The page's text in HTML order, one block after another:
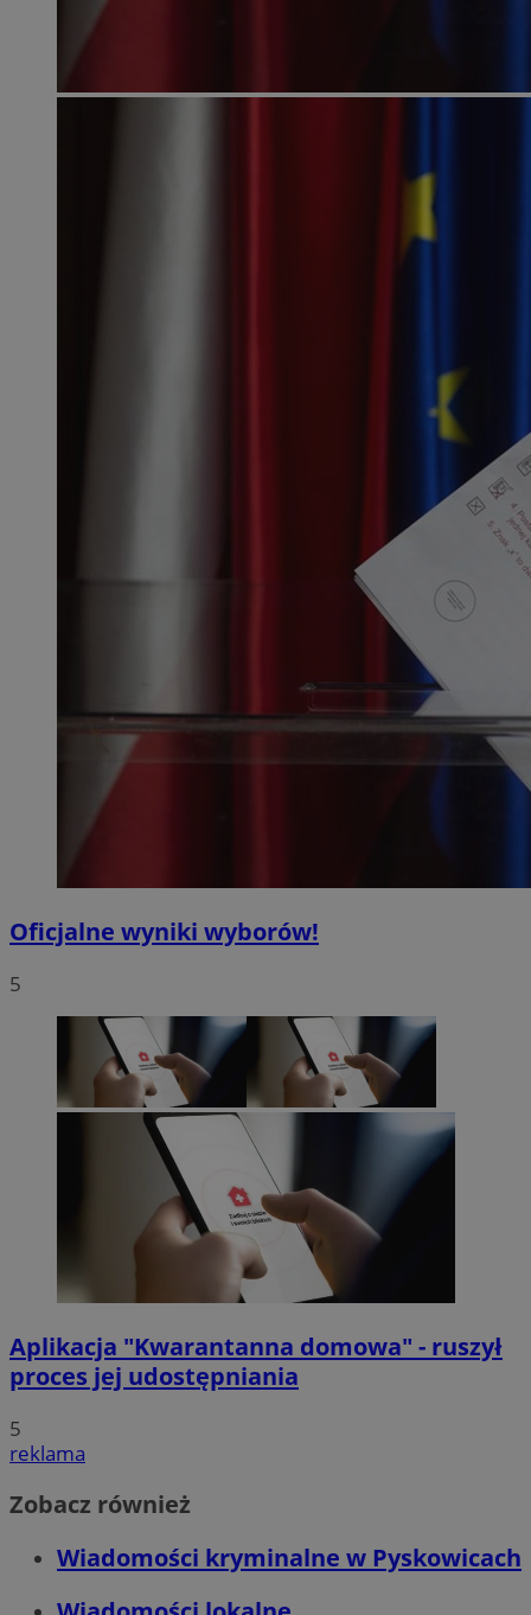
Oficjalne wyniki wyborów!
5
Aplikacja "Kwarantanna domowa" - ruszył
proces jej udostępniania
5
reklama
Zobacz również
Wiadomości kryminalne w Pyskowicach